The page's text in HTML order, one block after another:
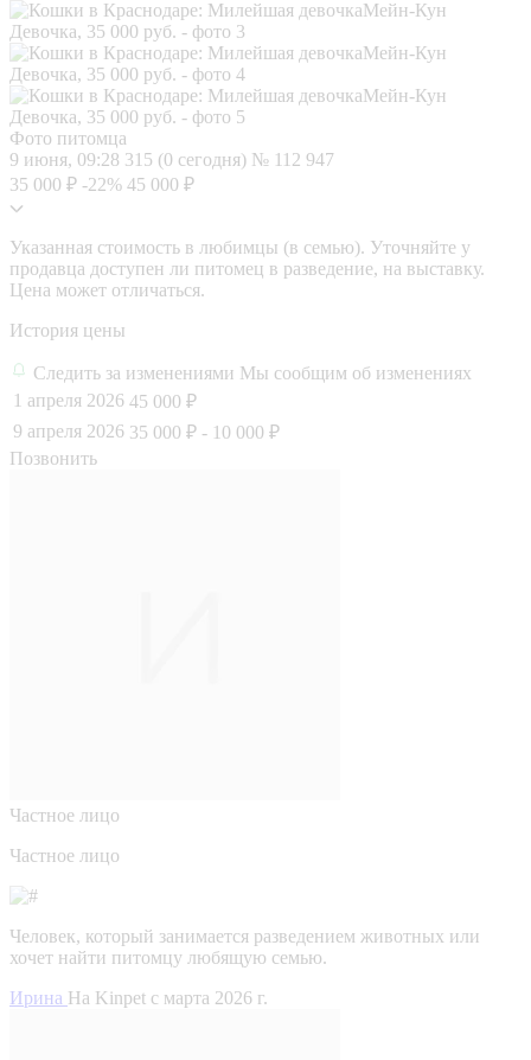
Фото питомца
9 июня, 09:28 315 (0 сегодня) № 112 947
35 000 ₽ -22% 45 000 ₽
Указанная стоимость в любимцы (в семью). Уточняйте у
продавца доступен ли питомец в разведение, на выставку.
Цена может отличаться.
История цены
Следить за изменениями Мы сообщим об изменениях
1 апреля 2026 45 000 ₽
9 апреля 2026 35 000 ₽ - 10 000 ₽
Позвонить
Частное лицо
Частное лицо
Человек, который занимается разведением животных или
хочет найти питомцу любящую семью.
Ирина На Kinpet c марта 2026 г.